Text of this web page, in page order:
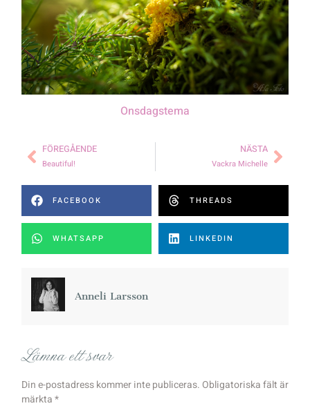
Onsdagstema
FÖREGÅENDE
Beautiful!
NÄSTA
Vackra Michelle
FACEBOOK THREADS
WHATSAPP LINKEDIN
Anneli Larsson
Lämna ett svar
Din e-postadress kommer inte publiceras. Obligatoriska fält är
märkta*